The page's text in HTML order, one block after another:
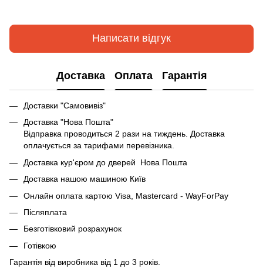
Написати відгук
Доставка Оплата Гарантія
Доставки "Самовивіз"
Доставка "Нова Пошта"
Відправка проводиться 2 рази на тиждень. Доставка
оплачується за тарифами перевізника.
Доставка кур'єром до дверей Нова Пошта
Доставка нашою машиною Київ
Онлайн оплата картою Visa, Mastercard - WayForPay
Післяплата
Безготівковий розрахунок
Готівкою
Гарантія від виробника від 1 до 3 років.